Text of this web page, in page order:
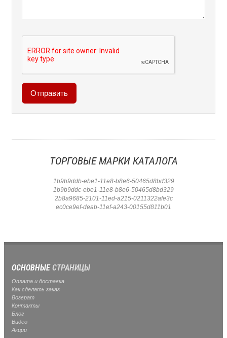
ТОРГОВЫЕ МАРКИ КАТАЛОГА
1b9b9ddb-ebe1-11e8-b8e6-50465d8bd329
1b9b9ddc-ebe1-11e8-b8e6-50465d8bd329
2b8a9685-2101-11ed-a215-0211322afe3c
ec0ce9ef-deab-11ef-a243-00155d811b01
ОСНОВНЫЕСТРАНИЦЫ
Оплата и доставка
Как сделать заказ
Возврат
Контакты
Блог
Видео
Акции